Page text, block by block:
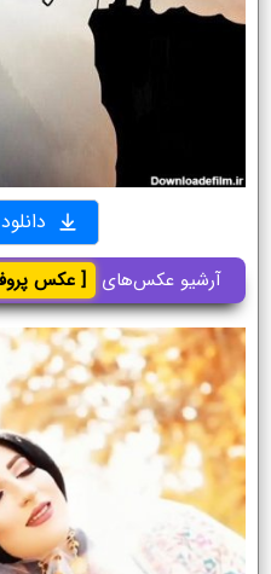
آرشیو عکس‌های [ عکس